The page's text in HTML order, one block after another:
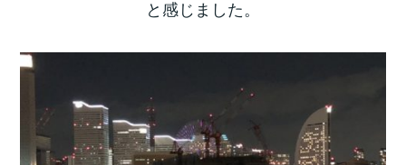
と感じました。